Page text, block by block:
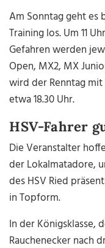
Am Sonntag geht es
Training los. Um 11
Gefahren werden
Open, MX2, MX
wird der Renntag
etwa 18.30 Uhr.
HSV-Fahrer
Die Veranstalter
der Lokalmatadore,
des HSV Ried
in Topform.
In der Königsklasse,
Rauchenecker nach